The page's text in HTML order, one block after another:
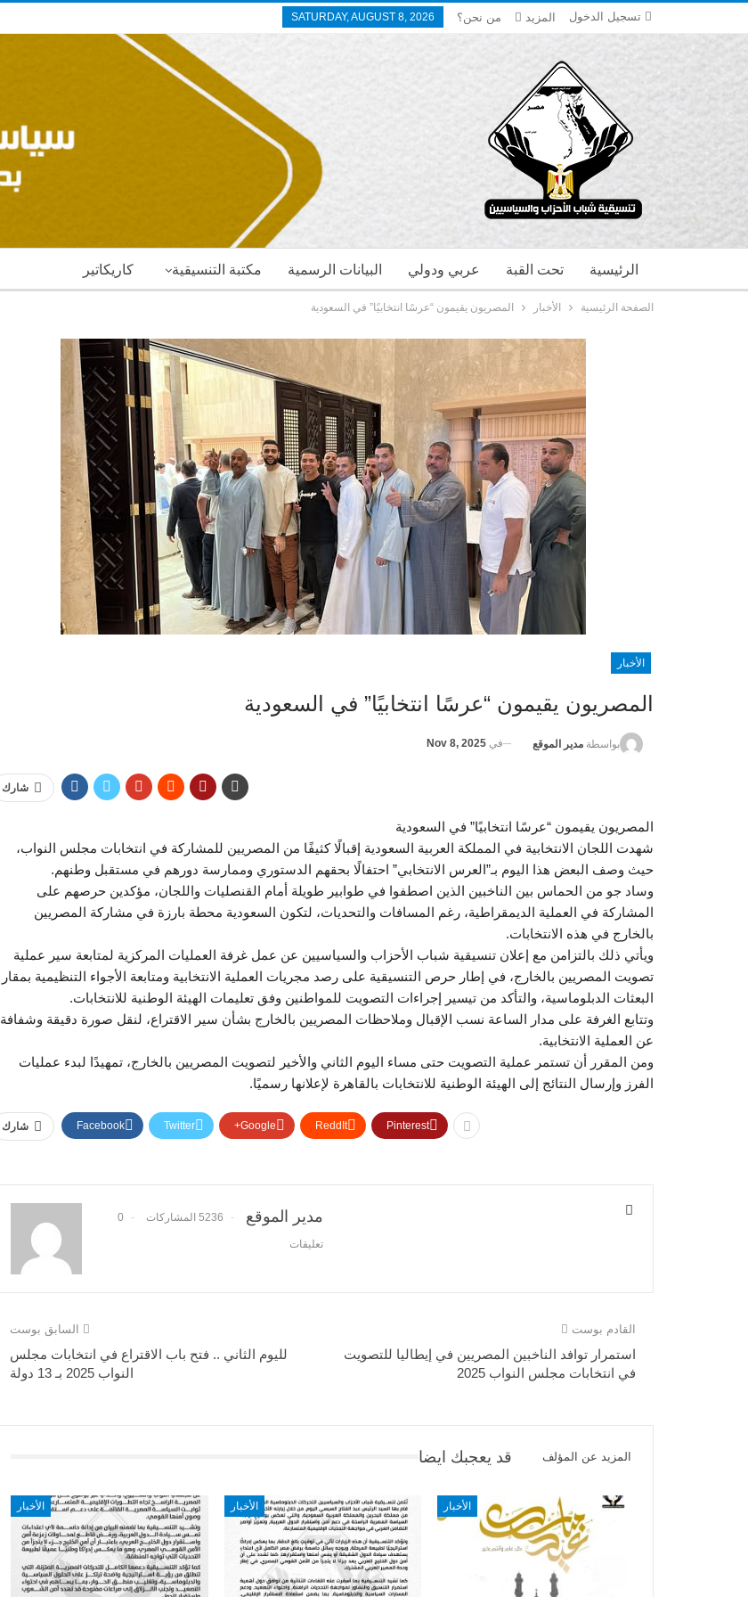
تسجيل الدخول SATURDAY, AUGUST 8, 2026 من نحن؟ المزيد
كاريكاتير مكتبة التنسيقية البيانات الرسمية عربي ودولي تحت القبة الرئيسية
الصفحة الرئيسية الأخبار المصريون يقيمون “عرسًا انتخابيًا” في السعودية
الأخبار
المصريون يقيمون “عرسًا انتخابيًا” في السعودية
بواسطة مدير الموقع في Nov 8, 2025
شارك
المصريون يقيمون “عرسًا انتخابيًا” في السعودية
شهدت اللجان الانتخابية في المملكة العربية السعودية إقبالًا كثيفًا من المصريين للمشاركة في انتخابات مجلس النواب،
حيث وصف البعض هذا اليوم بـ”العرس الانتخابي” احتفالًا بحقهم الدستوري وممارسة دورهم في مستقبل وطنهم.
وساد جو من الحماس بين الناخبين الذين اصطفوا في طوابير طويلة أمام القنصليات واللجان، مؤكدين حرصهم على
المشاركة في العملية الديمقراطية، رغم المسافات والتحديات، لتكون السعودية محطة بارزة في مشاركة المصريين
بالخارج في هذه الانتخابات.
ويأتي ذلك بالتزامن مع إعلان تنسيقية شباب الأحزاب والسياسيين عن عمل غرفة العمليات المركزية لمتابعة سير عملية
تصويت المصريين بالخارج، في إطار حرص التنسيقية على رصد مجريات العملية الانتخابية ومتابعة الأجواء التنظيمية بمقار
البعثات الدبلوماسية، والتأكد من تيسير إجراءات التصويت للمواطنين وفق تعليمات الهيئة الوطنية للانتخابات.
وتتابع الغرفة على مدار الساعة نسب الإقبال وملاحظات المصريين بالخارج بشأن سير الاقتراع، لنقل صورة دقيقة وشفافة
عن العملية الانتخابية.
ومن المقرر أن تستمر عملية التصويت حتى مساء اليوم الثاني والأخير لتصويت المصريين بالخارج، تمهيدًا لبدء عمليات
الفرز وإرسال النتائج إلى الهيئة الوطنية للانتخابات بالقاهرة لإعلانها رسميًا.
شارك Facebook Twitter Google+ ReddIt Pinterest
مدير الموقع 5236 المشاركات 0
تعليقات
السابق بوست
لليوم الثاني .. فتح باب الاقتراع في انتخابات مجلس
النواب 2025 بـ 13 دولة
القادم بوست
استمرار توافد الناخبين المصريين في إيطاليا للتصويت
في انتخابات مجلس النواب 2025
قد يعجبك ايضا المزيد عن المؤلف
الأخبار الأخبار الأخبار